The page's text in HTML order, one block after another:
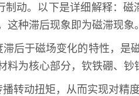
动。以下是详细解释：
种滞后现象即为磁滞现象
后于磁场变化的特性，
为核心部分，钦铁硼、
转动扭矩，从而实现对精